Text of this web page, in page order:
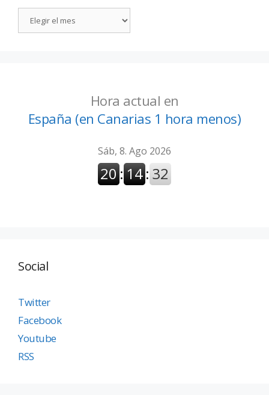
Hora actual en
España (en Canarias 1 hora menos)
Social
Twitter
Facebook
Youtube
RSS